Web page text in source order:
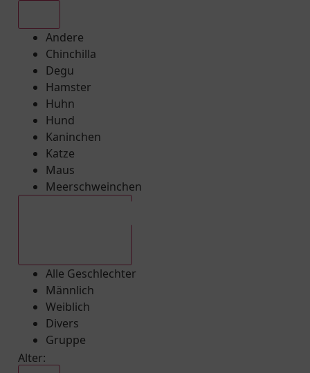
Andere
Chinchilla
Degu
Hamster
Huhn
Hund
Kaninchen
Katze
Maus
Meerschweinchen
Alle Geschlechter
Männlich
Weiblich
Divers
Gruppe
Alter: